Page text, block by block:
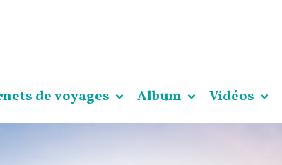
de voyages Album Vidéos